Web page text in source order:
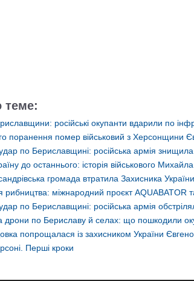
теме:
російські окупанти вдарили по
поранення помер військовий з Херсонщини
по Бериславщині: російська армія
до останнього: історія військового
громада втратила Захисника
рибництва: міжнародний проєкт AQUABATOR
по Бериславщині: російська армія
дрони по Бериславу й селах: що пошкодили
попрощалася із захисником України
Перші кроки